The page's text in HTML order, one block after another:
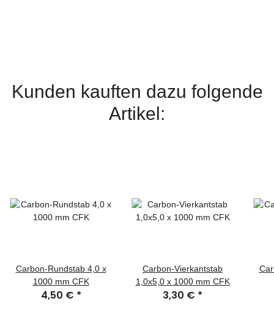
Kunden kauften dazu folgende
Artikel:
Carbon-Rundstab 4,0 x
1000 mm CFK
4,50 € *
Carbon-Vierkantstab
1,0x5,0 x 1000 mm CFK
3,30 € *